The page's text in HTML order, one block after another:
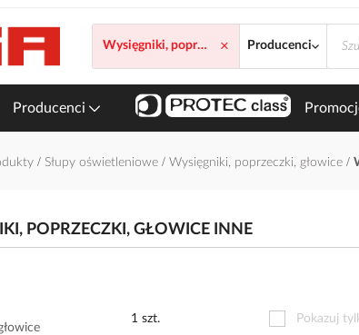
Wysięgniki, poprzeczki, głowice INNE
× Producenci
Producenci
Słupy oświetleniowe Wysięgniki, poprzeczki, głowice
POPRZECZKI, GŁOWICE INNE
1 szt. Pokazuj